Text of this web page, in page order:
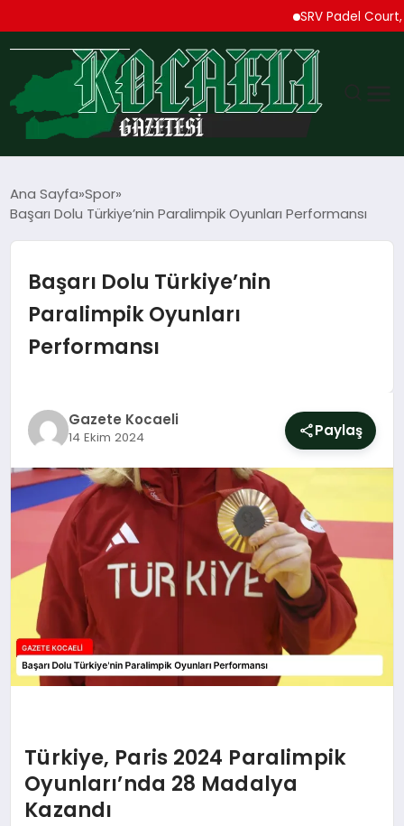
SRV Padel Court,
TEKNOLOJI
EKONOMI
SPOR
SIYASET
DÜNYA
SAĞLIK
EĞITIM
Ana Sayfa Spor
Başarı Dolu Türkiye’nin Paralimpik Oyunları Performansı
Başarı Dolu Türkiye’nin
Paralimpik Oyunları
Performansı
Gazete Kocaeli
14 Ekim 2024 Paylaş
Türkiye, Paris 2024 Paralimpik
Oyunları’nda 28 Madalya
Kazandı